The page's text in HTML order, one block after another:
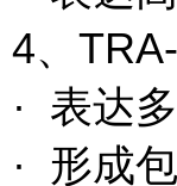
4、
· 表达
· 形成